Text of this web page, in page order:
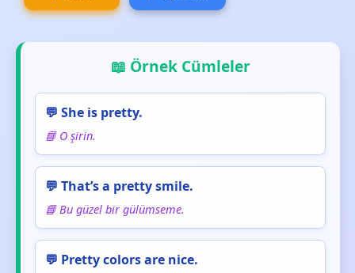
📖 Örnek Cümleler
💬 She is pretty.
📘 O şirin.
💬 That’s a pretty smile.
📘 Bu güzel bir gülümseme.
💬 Pretty colors are nice.